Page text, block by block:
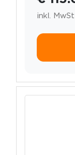
inkl. MwSt